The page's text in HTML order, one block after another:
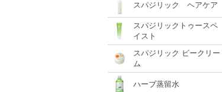
スパジリック ヘアケア
スパジリックトゥースペ
イスト
スパジリック ビークリー
ム
ハーブ蒸留水